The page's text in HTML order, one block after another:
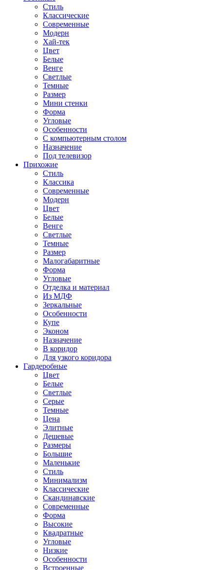
Стиль
Классические
Современные
Модерн
Хай-тек
Цвет
Белые
Венге
Светлые
Темные
Размер
Мини стенки
Форма
Угловые
Особенности
С компьютерным столом
Назначение
Под телевизор
Прихожие
Стиль
Классика
Современные
Модерн
Цвет
Белые
Венге
Светлые
Темные
Размер
Малогабаритные
Форма
Угловые
Отделка и материал
Из МДФ
Зеркальные
Особенности
Купе
Эконом
Назначение
В коридор
Для узкого коридора
Гардеробные
Цвет
Белые
Светлые
Серые
Темные
Цена
Элитные
Дешевые
Размеры
Большие
Маленькие
Стиль
Минимализм
Классические
Скандинавские
Современные
Форма
Высокие
Квадратные
Угловые
Низкие
Особенности
Встроенные